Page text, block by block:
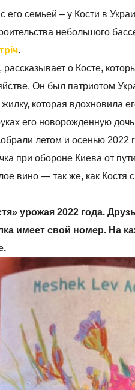
его семьей – у Кости в
небольшого
.
о Косте,
Он был патриотом
которая вдохновила
его новорожденную
летом и осенью 2022
при обороне Киева от
вино — так же, как Костя
урожая 2022 года.
имеет свой номер. На